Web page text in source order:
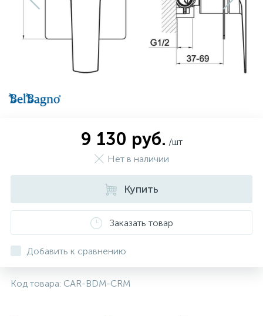
9 130 руб. /шт
Нет в наличии
Купить
Заказать товар
Добавить к сравнению
Код товара: CAR-BDM-CRM
Оплата и доставка
Контакты
Сиденья для душевых ограждений
Сифоны
Комплектующие для мебели
574